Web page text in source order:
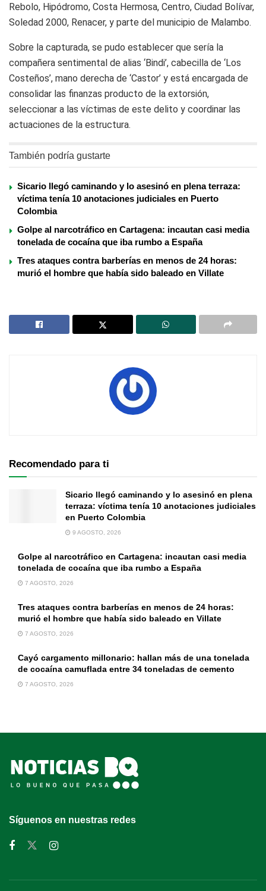
Rebolo, Hipódromo, Costa Hermosa, Centro, Ciudad Bolívar,
Soledad 2000, Renacer, y parte del municipio de Malambo.
Sobre la capturada, se pudo establecer que sería la
compañera sentimental de alias ‘Bindi’, cabecilla de ‘Los
Costeños’, mano derecha de ‘Castor’ y está encargada de
consolidar las finanzas producto de la extorsión,
seleccionar a las víctimas de este delito y coordinar las
actuaciones de la estructura.
También podría gustarte
Sicario llegó caminando y lo asesinó en plena terraza:
víctima tenía 10 anotaciones judiciales en Puerto
Colombia
Golpe al narcotráfico en Cartagena: incautan casi media
tonelada de cocaína que iba rumbo a España
Tres ataques contra barberías en menos de 24 horas:
murió el hombre que había sido baleado en Villate
Recomendado para ti
Sicario llegó caminando y lo asesinó en plena
terraza: víctima tenía 10 anotaciones judiciales
en Puerto Colombia
9 AGOSTO, 2026
Golpe al narcotráfico en Cartagena: incautan casi media
tonelada de cocaína que iba rumbo a España
7 AGOSTO, 2026
Tres ataques contra barberías en menos de 24 horas:
murió el hombre que había sido baleado en Villate
7 AGOSTO, 2026
Cayó cargamento millonario: hallan más de una tonelada
de cocaína camuflada entre 34 toneladas de cemento
7 AGOSTO, 2026
Síguenos en nuestras redes